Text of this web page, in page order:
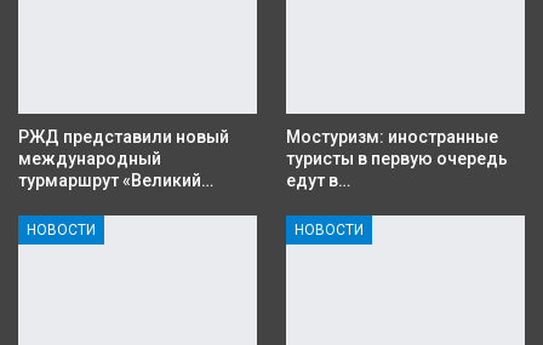
РЖД представили новый
международный
турмаршрут «Великий…
Мостуризм: иностранные
туристы в первую очередь
едут в…
НОВОСТИ НОВОСТИ